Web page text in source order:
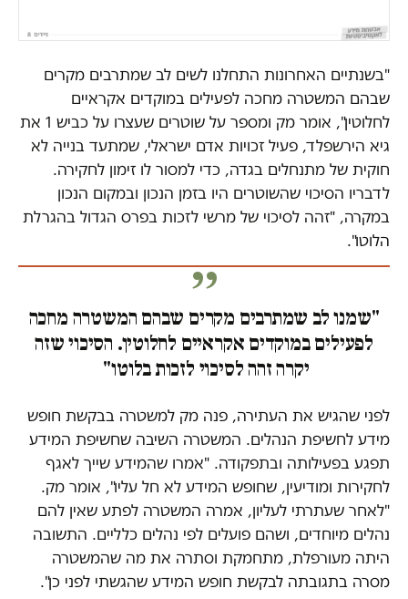
"בשנתיים האחרונות התחלנו לשים לב שמתרבים מקרים
שבהם המשטרה מחכה לפעילים במוקדים אקראיים
לחלוטין", אומר מק ומספר על שוטרים שעצרו על כביש 1 את
גיא הירשפלד, פעיל זכויות אדם ישראלי, שמתעד בנייה לא
חוקית של מתנחלים בגדה, כדי למסור לו זימון לחקירה.
לדבריו הסיכוי שהשוטרים היו בזמן הנכון ובמקום הנכון
במקרה, "זהה לסיכוי של מרשי לזכות בפרס הגדול בהגרלת
הלוטו".
"שמנו לב שמתרבים מקרים שבהם המשטרה מחכה
לפעילים במוקדים אקראיים לחלוטין. הסיכוי שזה
יקרה זהה לסיכוי לזכות בלוטו"
לפני שהגיש את העתירה, פנה מק למשטרה בבקשת חופש
מידע לחשיפת הנהלים. המשטרה השיבה שחשיפת המידע
תפגע בפעילותה ובתפקודה. "אמרו שהמידע שייך לאגף
לחקירות ומודיעין, שחופש המידע לא חל עליו", אומר מק.
"לאחר שעתרתי לעליון, אמרה המשטרה לפתע שאין להם
נהלים מיוחדים, ושהם פועלים לפי נהלים כלליים. התשובה
היתה מעורפלת, מתחמקת וסתרה את מה שהמשטרה
מסרה בתגובתה לבקשת חופש המידע שהגשתי לפני כן".